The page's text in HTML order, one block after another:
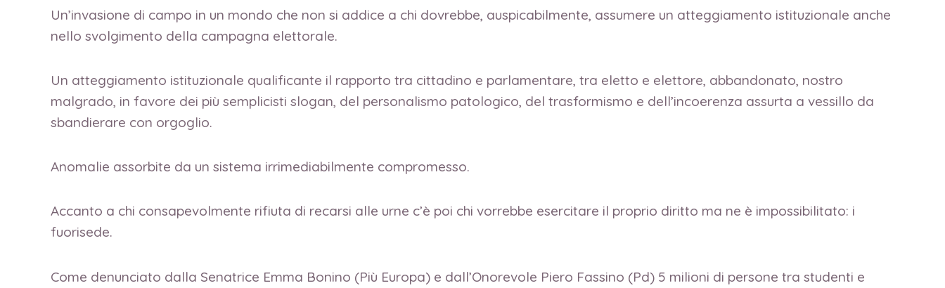
Un’invasione di campo in un mondo che non si addice a chi dovrebbe, auspicabilmente, assumere un atteggiamento istituzionale anche
nello svolgimento della campagna elettorale.
Un atteggiamento istituzionale qualificante il rapporto tra cittadino e parlamentare, tra eletto e elettore, abbandonato, nostro
malgrado, in favore dei più semplicisti slogan, del personalismo patologico, del trasformismo e dell’incoerenza assurta a vessillo da
sbandierare con orgoglio.
Anomalie assorbite da un sistema irrimediabilmente compromesso.
Accanto a chi consapevolmente rifiuta di recarsi alle urne c’è poi chi vorrebbe esercitare il proprio diritto ma ne è impossibilitato: i
fuorisede.
Come denunciato dalla Senatrice Emma Bonino (Più Europa) e dall’Onorevole Piero Fassino (Pd) 5 milioni di persone tra studenti e